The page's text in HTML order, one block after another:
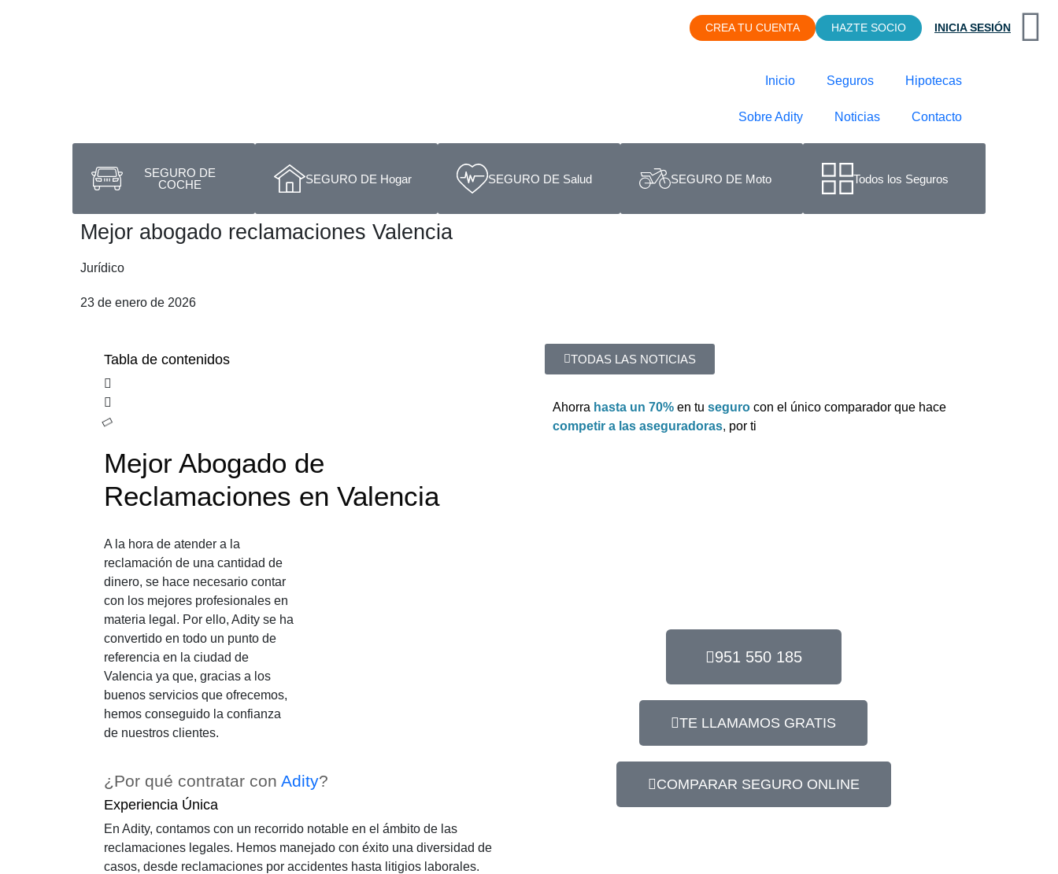
CREA TU CUENTA HAZTE SOCIO INICIA SESIÓN
Inicio Seguros Hipotecas
Sobre Adity Noticias Contacto
SEGURO DE
COCHE
SEGURO DE Hogar SEGURO DE Salud SEGURO DE Moto Todos los Seguros
Mejor abogado reclamaciones Valencia
Jurídico
23 de enero de 2026
Tabla de contenidos
Mejor Abogado de
Reclamaciones en Valencia
A la hora de atender a la
reclamación de una cantidad de
dinero, se hace necesario contar
con los mejores profesionales en
materia legal. Por ello, Adity se ha
convertido en todo un punto de
referencia en la ciudad de
Valencia ya que, gracias a los
buenos servicios que ofrecemos,
hemos conseguido la confianza
de nuestros clientes.
¿Por qué contratar con Adity?
Experiencia Única
En Adity, contamos con un recorrido notable en el ámbito de las
reclamaciones legales. Hemos manejado con éxito una diversidad de
casos, desde reclamaciones por accidentes hasta litigios laborales.
TODAS LAS NOTICIAS
Ahorra hasta un 70% en tu seguro con el único comparador que hace
competir a las aseguradoras, por ti
951 550 185
TE LLAMAMOS GRATIS
COMPARAR SEGURO ONLINE